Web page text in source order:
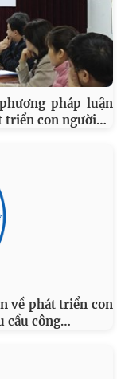
pháp luận
triển con người…
về phát triển con
cầu công…